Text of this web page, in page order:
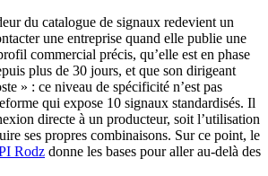
du catalogue de signaux redevient un
une entreprise quand elle publie une
commercial précis, qu’elle est en phase
plus de 30 jours, et que son dirigeant
» : ce niveau de spécificité n’est pas
qui expose 10 signaux standardisés. Il
directe à un producteur, soit l’utilisation
ses propres combinaisons. Sur ce point, le
Rodz donne les bases pour aller au-delà des